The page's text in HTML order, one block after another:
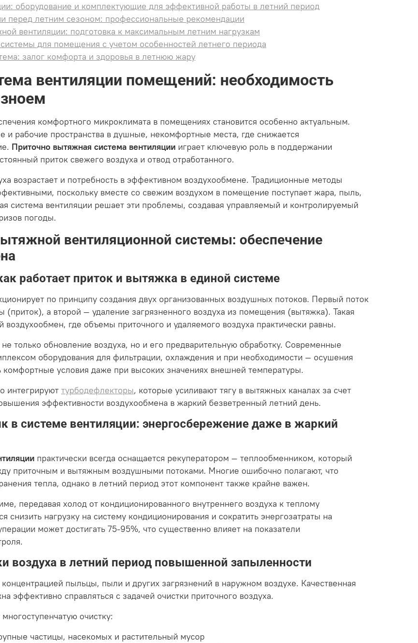
оборудование и комплектующие для эффективной работы в летний период
перед летним сезоном: профессиональные рекомендации
вентиляции: подготовка к максимальным летним нагрузкам
для помещения с учетом особенностей летнего периода
залог комфорта и здоровья в летнюю жару
вентиляции помещений: необходимость
комфортного микроклимата в помещениях становится особенно актуальным.
рабочие пространства в душные, некомфортные места, где снижается
Приточно вытяжная система вентиляции играет ключевую роль в поддержании
приток свежего воздуха и отвод отработанного.
возрастает и потребность в эффективном воздухообмене. Традиционные методы
поскольку вместе со свежим воздухом в помещение поступает жара, пыль,
система вентиляции решает эти проблемы, создавая управляемый и контролируемый
погоды.
вентиляционной системы: обеспечение
работает приток и вытяжка в единой системе
по принципу создания двух организованных воздушных потоков. Первый поток
(приток), а второй — удаление загрязненного воздуха из помещения (вытяжка). Такая
воздухообмен, где объемы приточного и удаляемого воздуха практически равны.
только обновление воздуха, но и его предварительную обработку. Современные
оборудования для фильтрации, охлаждения и при необходимости — осушения
комфортные условия даже при высоких значениях внешней температуры.
интегрируют турбодефлекторы, которые усиливают тягу в вытяжных каналах за счет
эффективности воздухообмена в жаркий безветренный летний день.
в системе вентиляции: энергосбережение даже в жаркий
практически всегда оснащается рекуператором — теплообменником, который
приточным и вытяжным воздушными потоками. Многие ошибочно полагают, что
тепла, однако в летний период этот компонент также крайне важен.
передавая холод от кондиционированного внутреннего воздуха к теплому
снизить нагрузку на систему кондиционирования и сократить энергозатраты на
может достигать 75-95%, что существенно влияет на показатели
воздуха в летний период повышенной запыленности
пыльцы, пыли и других загрязнений в наружном воздухе. Качественная
эффективно справляться с задачей очистки приточного воздуха.
очистку:
частицы, насекомых и растительный мусор